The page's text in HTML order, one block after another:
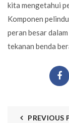
kita mengetahui
Komponen
peran besar
tekanan benda
PREVIOUS